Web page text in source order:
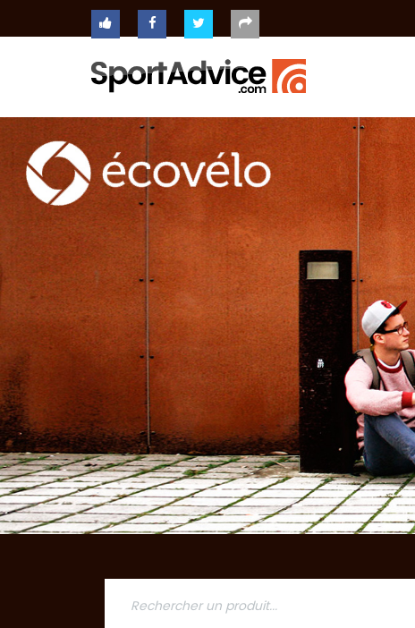
ACCUEIL
CONSEILS
QUESTIONS
RÉPONSES
CONTACT